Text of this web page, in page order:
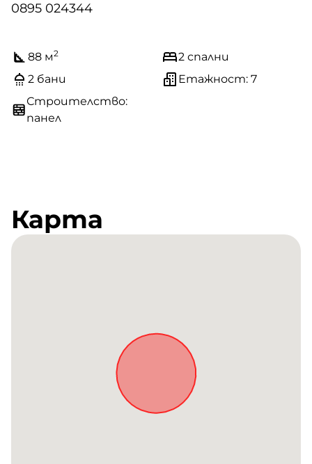
0895 024344
88 м2
2 спални
2 бани
Етажност: 7
Строителство:
панел
Карта